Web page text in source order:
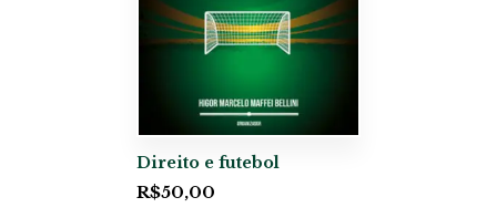
Direito e futebol
R$50,00